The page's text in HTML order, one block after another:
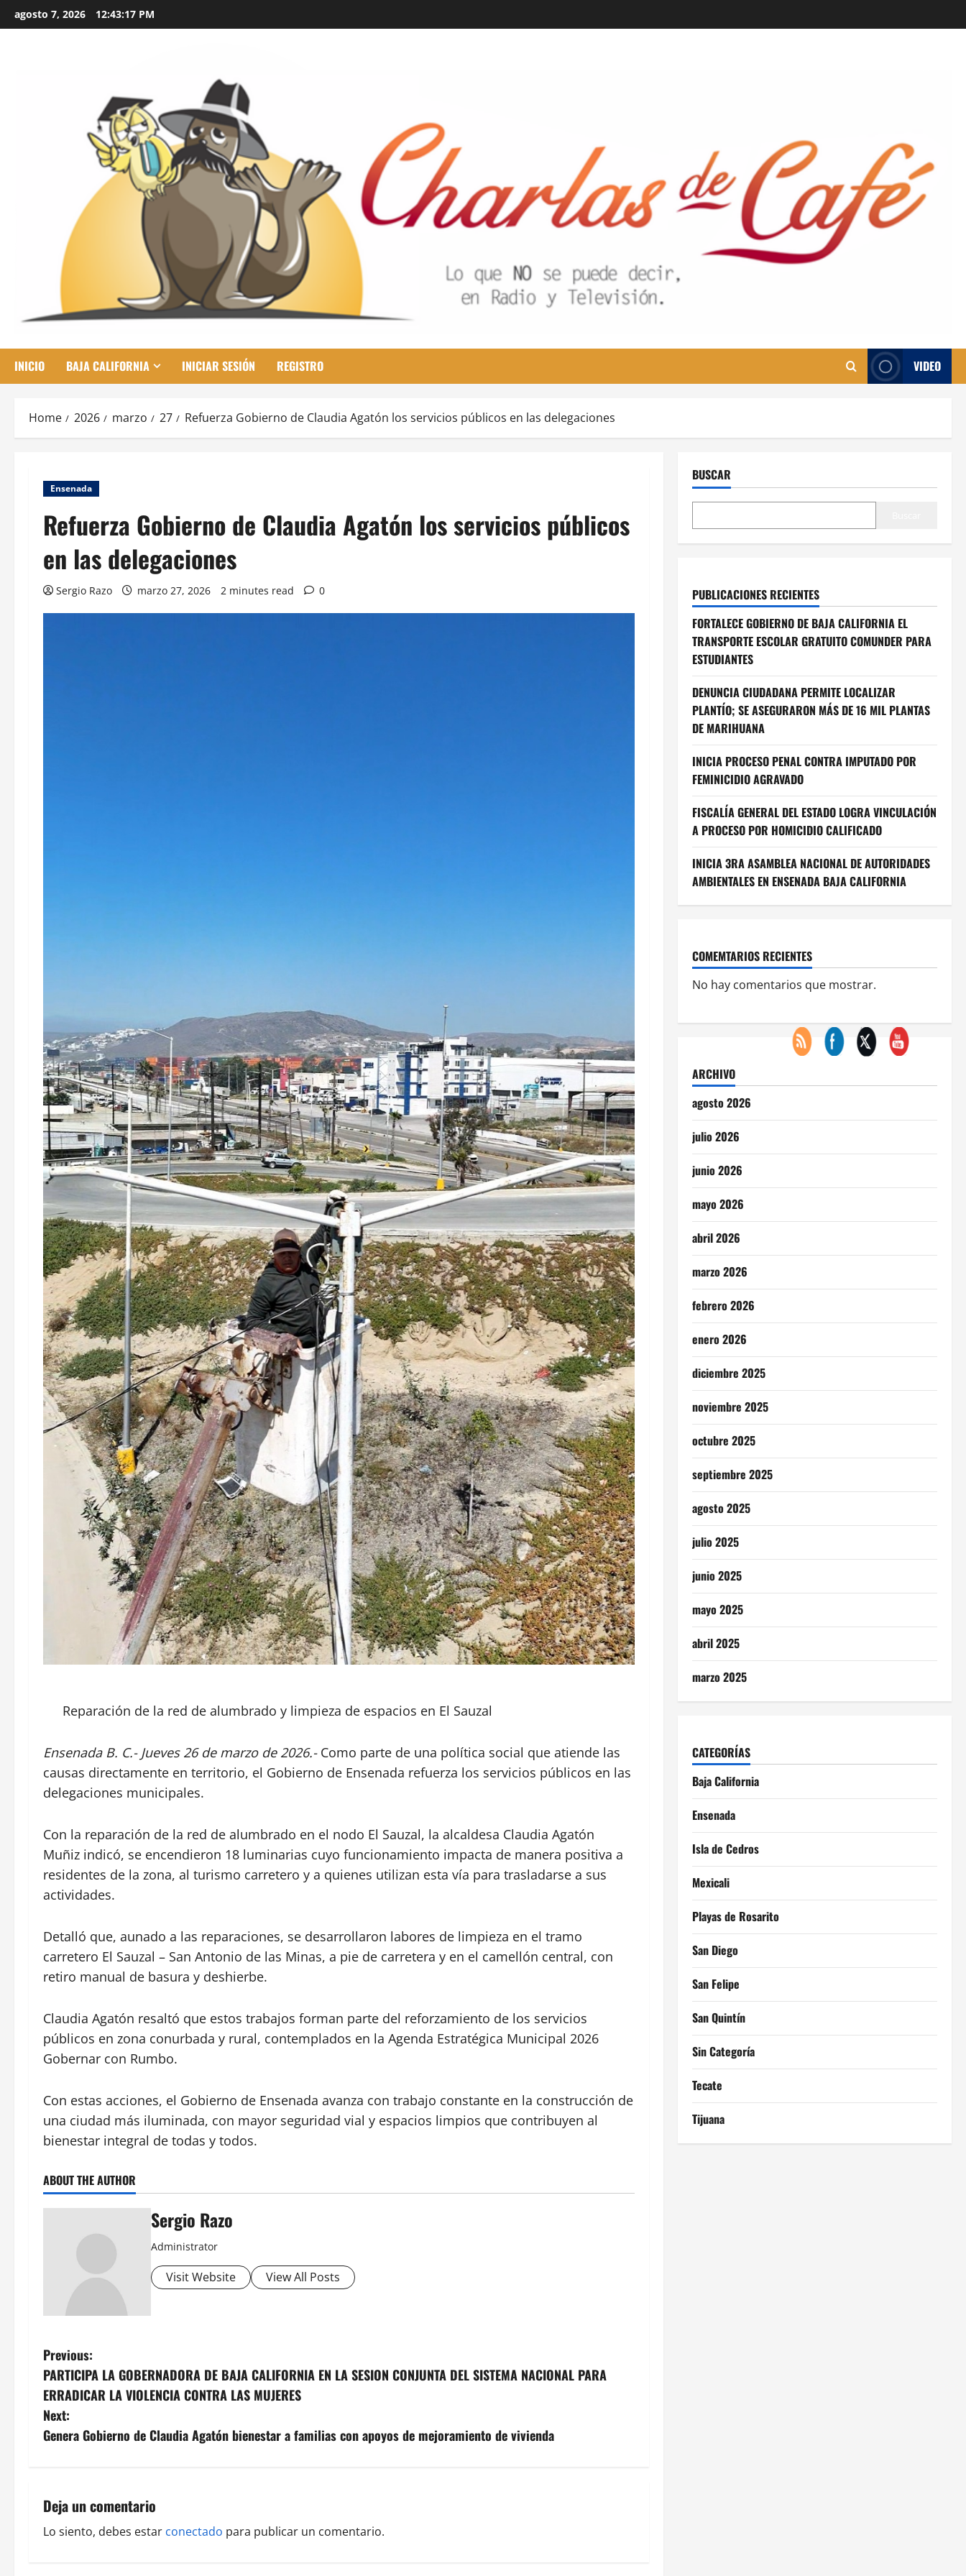
to
agosto 7, 2026 12:43:18 PM
INICIO BAJA CALIFORNIA INICIAR SESIÓN REGISTRO VIDEO
Home 2026 marzo 27 Refuerza Gobierno de Claudia Agatón los servicios públicos en las delegaciones
Ensenada
Refuerza Gobierno de Claudia Agatón los servicios públicos
en las delegaciones
Sergio Razo marzo 27, 2026 2 minutes read 0
Reparación de la red de alumbrado y limpieza de espacios en El Sauzal
Ensenada B. C.- Jueves 26 de marzo de 2026.-Como parte de una política social que atiende las
causas directamente en territorio, el Gobierno de Ensenada refuerza los servicios públicos en las
delegaciones municipales.
Con la reparación de la red de alumbrado en el nodo El Sauzal, la alcaldesa Claudia Agatón
Muñiz indicó, se encendieron 18 luminarias cuyo funcionamiento impacta de manera positiva a
residentes de la zona, al turismo carretero y a quienes utilizan esta vía para trasladarse a sus
actividades.
Detalló que, aunado a las reparaciones, se desarrollaron labores de limpieza en el tramo
carretero El Sauzal – San Antonio de las Minas, a pie de carretera y en el camellón central, con
retiro manual de basura y deshierbe.
Claudia Agatón resaltó que estos trabajos forman parte del reforzamiento de los servicios
públicos en zona conurbada y rural, contemplados en la Agenda Estratégica Municipal 2026
Gobernar con Rumbo.
Con estas acciones, el Gobierno de Ensenada avanza con trabajo constante en la construcción de
una ciudad más iluminada, con mayor seguridad vial y espacios limpios que contribuyen al
bienestar integral de todas y todos.
ABOUT THE AUTHOR
Sergio Razo
Administrator
Visit Website View All Posts
P
o
s
t
a
v
Previous:
PARTICIPA LA GOBERNADORA DE BAJA CALIFORNIA EN LA SESION CONJUNTA DEL SISTEMA NACIONAL PARA
ERRADICAR LA VIOLENCIA CONTRA LAS MUJERES
Next:
Genera Gobierno de Claudia Agatón bienestar a familias con apoyos de mejoramiento de vivienda
Deja un comentario
Lo siento, debes estar conectado para publicar un comentario.
BUSCAR
PUBLICACIONES RECIENTES
FORTALECE GOBIERNO DE BAJA CALIFORNIA EL
TRANSPORTE ESCOLAR GRATUITO COMUNDER PARA
ESTUDIANTES
DENUNCIA CIUDADANA PERMITE LOCALIZAR
PLANTÍO; SE ASEGURARON MÁS DE 16 MIL PLANTAS
DE MARIHUANA
INICIA PROCESO PENAL CONTRA IMPUTADO POR
FEMINICIDIO AGRAVADO
FISCALÍA GENERAL DEL ESTADO LOGRA VINCULACIÓN
A PROCESO POR HOMICIDIO CALIFICADO
INICIA 3RA ASAMBLEA NACIONAL DE AUTORIDADES
AMBIENTALES EN ENSENADA BAJA CALIFORNIA
COMEMTARIOS RECIENTES
No hay comentarios que mostrar.
ARCHIVO
agosto 2026
julio 2026
junio 2026
mayo 2026
abril 2026
marzo 2026
febrero 2026
enero 2026
diciembre 2025
noviembre 2025
octubre 2025
septiembre 2025
agosto 2025
julio 2025
junio 2025
mayo 2025
abril 2025
marzo 2025
CATEGORÍAS
Baja California
Ensenada
Isla de Cedros
Mexicali
Playas de Rosarito
San Diego
San Felipe
San Quintín
Sin Categoría
Tecate
Tijuana